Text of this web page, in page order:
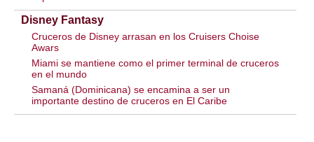
Disney Fantasy
Cruceros de Disney arrasan en los Cruisers Choise
Awars
Miami se mantiene como el primer terminal de cruceros
en el mundo
Samaná (Dominicana) se encamina a ser un
importante destino de cruceros en El Caribe